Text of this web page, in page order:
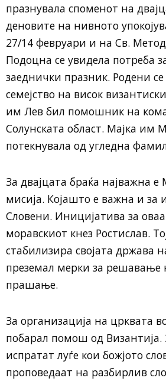
празнувала споменот на
деновите на нивното
27/14 февруари и на Св.
Подоцна се увидела потреба
заеднички празник. Родени
семејство на висок
им Лев бил помошник на
Солунската област. Мајка им
потекнувала од угледна
За двајцата браќа најважна е
мисија. Којашто е важна и за
Словени. Иницијатива за
моравскиот кнез Ростислав.
стабилизира својата држава
преземал мерки за решавање
прашање.
За организација на црквата во
побарал помош од
испратат луѓе кои божјото
проповедаат на разбирлив